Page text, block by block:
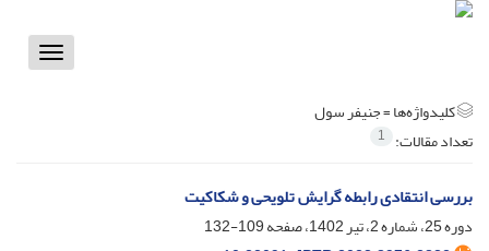
Toggle
کلیدواژه‌ها =جنیفر سول
تعداد مقالات: 1
بررسی انتقادی رابطه گرایش تلویحی و شکاکیت
دوره 25، شماره 2، تیر 1402، صفحه
109-132